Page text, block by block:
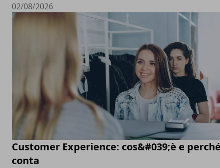
02/08/2026
Customer Experience: cos&#039;è e
conta